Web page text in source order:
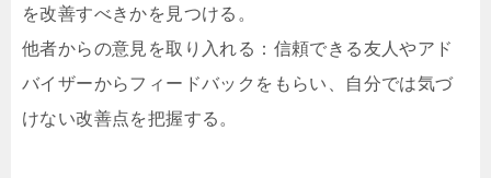
を改善すべきかを見つける。
他者からの意見を取り入れる：信頼できる友人やアド
バイザーからフィードバックをもらい、自分では気づ
けない改善点を把握する。